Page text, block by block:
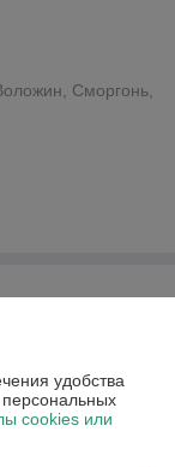
Сморгонь,
06.03.2024
удобства
cookies или